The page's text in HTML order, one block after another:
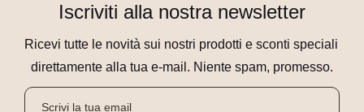
Iscriviti alla nostra newsletter
Ricevi tutte le novità sui nostri prodotti e sconti speciali
direttamente alla tua e-mail. Niente spam, promesso.